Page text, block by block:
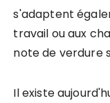
s'adaptent
travail ou aux
note de verdure
Il existe